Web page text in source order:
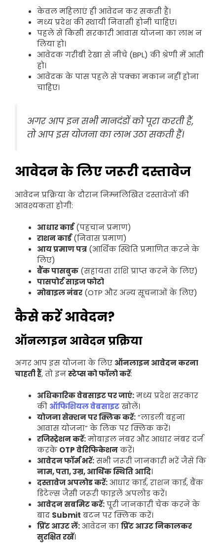
केवल महिलाएं ही आवेदन कर सकती हैं।
मध्य प्रदेश की स्थायी निवासी होनी चाहिए।
पहले से किसी सरकारी आवास योजना का लाभ न
लिया हो।
आवेदक गरीबी रेखा से नीचे (BPL) की श्रेणी में आती
हो।
आवेदक के पास पहले से पक्का मकान नहीं होना
चाहिए।
अगर आप इन सभी मानदंडों को पूरा करती हैं,
तो आप इस योजना का लाभ उठा सकती हैं।
आवेदन के लिए जरूरी दस्तावेज
आवेदन प्रक्रिया के दौरान निम्नलिखित दस्तावेजों की
आवश्यकता होगी:
आधार कार्ड(पहचान प्रमाण)
राशन कार्ड(निवास प्रमाण)
आय प्रमाण पत्र (आर्थिक स्थिति प्रमाणित करने के
लिए)
बैंक पासबुक (सहायता राशि प्राप्त करने के लिए)
पासपोर्ट साइज फोटो
मोबाइल नंबर (OTP और अन्य सूचनाओं के लिए)
कैसे करें आवेदन?
ऑनलाइन आवेदन प्रक्रिया
अगर आप इस योजना के लिए ऑनलाइन आवेदन करना
चाहती हैं, तो इनस्टेप्स को फॉलो करें:
अधिकारिक वेबसाइट पर जाएं:मध्य प्रदेश सरकार
की ऑफिशियल वेबसाइटखोलें।
योजना सेक्शन पर क्लिक करें:“लाडली बहना
आवास योजना” के लिंक पर क्लिक करें।
रजिस्ट्रेशन करें:मोबाइल नंबर और आधार नंबर दर्ज
करके OTP वेरिफिकेशनकरें।
आवेदन फॉर्म भरें:सभी जरूरी जानकारी भरें जैसे कि
नाम, पता, उम्र, आर्थिक स्थिति आदि।
दस्तावेज अपलोड करें:आधार कार्ड, राशन कार्ड, बैंक
डिटेल्स जैसी जरूरी फाइलें अपलोड करें।
आवेदन सबमिट करें:पूरी जानकारी चेक करने के
बाद Submit बटन पर क्लिक करें।
प्रिंट आउट लें:आवेदन काप्रिंट आउट निकालकर
सुरक्षित रखें।